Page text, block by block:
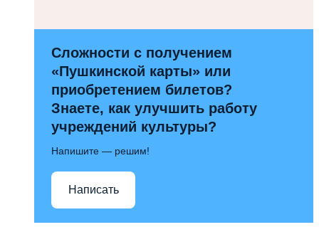
Сложности с получением
«Пушкинской карты» или
приобретением билетов?
Знаете, как улучшить работу
учреждений культуры?
Напишите — решим!
Написать